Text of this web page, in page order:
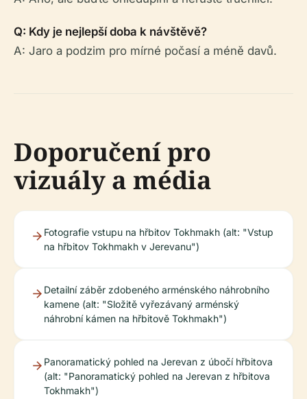
Q: Kdy je nejlepší doba k návštěvě?
A: Jaro a podzim pro mírné počasí a méně davů.
Doporučení pro
vizuály a média
Fotografie vstupu na hřbitov Tokhmakh (alt: "Vstup
na hřbitov Tokhmakh v Jerevanu")
Detailní záběr zdobeného arménského náhrobního
kamene (alt: "Složitě vyřezávaný arménský
náhrobní kámen na hřbitově Tokhmakh")
Panoramatický pohled na Jerevan z úbočí hřbitova
(alt: "Panoramatický pohled na Jerevan z hřbitova
Tokhmakh")